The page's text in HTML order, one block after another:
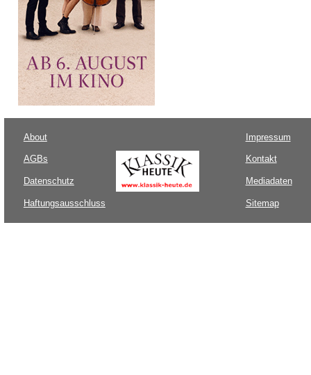
About
AGBs
Datenschutz
Haftungsausschluss
Impressum
Kontakt
Mediadaten
Sitemap